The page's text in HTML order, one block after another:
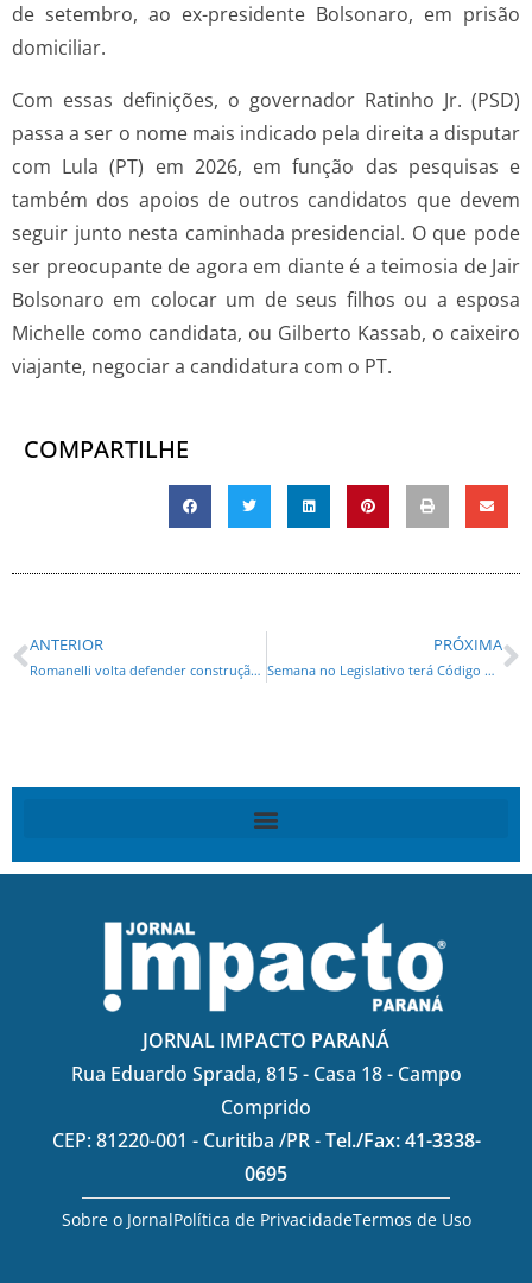
de setembro, ao ex-presidente Bolsonaro, em prisão
domiciliar.
Com essas definições, o governador Ratinho Jr. (PSD)
passa a ser o nome mais indicado pela direita a disputar
com Lula (PT) em 2026, em função das pesquisas e
também dos apoios de outros candidatos que devem
seguir junto nesta caminhada presidencial. O que pode
ser preocupante de agora em diante é a teimosia de Jair
Bolsonaro em colocar um de seus filhos ou a esposa
Michelle como candidata, ou Gilberto Kassab, o caixeiro
viajante, negociar a candidatura com o PT.
COMPARTILHE
ANTERIOR
Romanelli volta defender construção da ponte entre Paraná e Mato Grosso do Sul
PRÓXIMA
Semana no Legislativo terá Código de Ética, Interiorização, Assembleia nos Bairros e debates sobre diversos temas
JORNAL IMPACTO PARANÁ
Rua Eduardo Sprada, 815 - Casa 18 - Campo
Comprido
CEP: 81220-001 - Curitiba /PR -Tel./Fax: 41-3338-
0695
Sobre o JornalPolítica de PrivacidadeTermos de Uso